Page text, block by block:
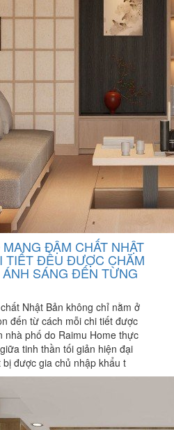
ĐẬM CHẤT NHẬT
ĐỀU ĐƯỢC CHĂM
SÁNG ĐẾN TỪNG
Nhật Bản không chỉ nằm ở
đến từ cách mỗi chi tiết được
nhà phố do Raimu Home thực
tinh thần tối giản hiện đại
được gia chủ nhập khẩu t